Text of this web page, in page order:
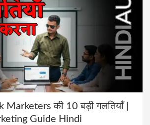
की 10 बड़ी गलतियाँ |
Guide Hindi